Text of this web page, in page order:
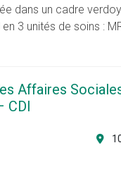
dans un cadre
3 unités de soins :
Affaires
CDI